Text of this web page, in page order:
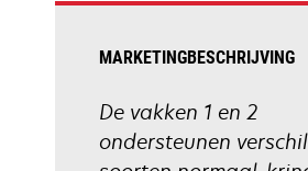
MARKETINGBESCHRIJVING
De vakken 1 en 2
ondersteunen